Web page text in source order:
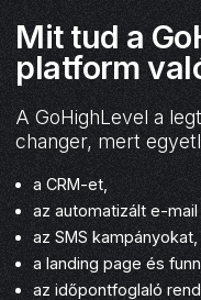
Mit tud a
platform
A GoHighLevel a
changer, mert
a CRM-et,
az automatizált e-mail
az SMS kampányokat,
a landing page és
az időpontfoglaló